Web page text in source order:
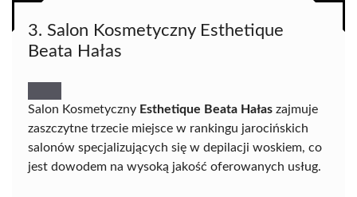
3. Salon Kosmetyczny Esthetique
Beata Hałas
Salon Kosmetyczny Esthetique Beata Hałas zajmuje
zaszczytne trzecie miejsce w rankingu jarocińskich
salonów specjalizujących się w depilacji woskiem, co
jest dowodem na wysoką jakość oferowanych usług.